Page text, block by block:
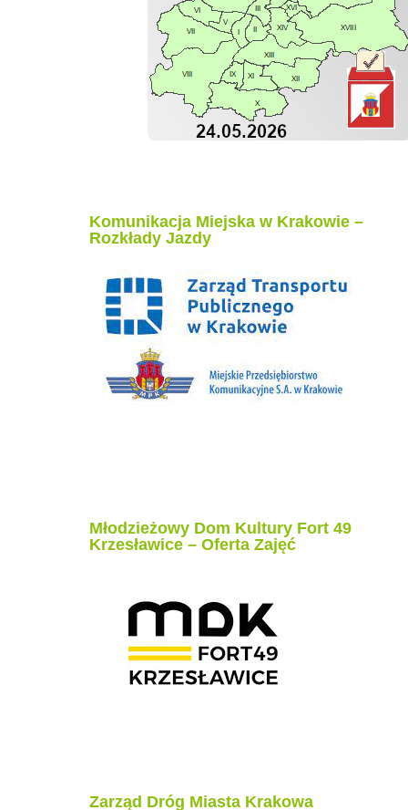
Komunikacja Miejska w Krakowie –
Rozkłady Jazdy
Młodzieżowy Dom Kultury Fort 49
Krzesławice – Oferta Zajęć
Zarząd Dróg Miasta Krakowa